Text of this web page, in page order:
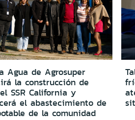
Agua de Agrosuper
la construcción de
SSR California y
el abastecimiento de
de la comunidad